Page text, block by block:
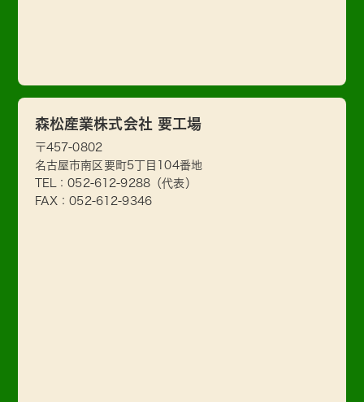
森松産業株式会社 要工場
〒457-0802
名古屋市南区要町5丁目104番地
TEL：052-612-9288 （代表）
FAX：052-612-9346